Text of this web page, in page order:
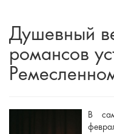
Душевный
романсов
В